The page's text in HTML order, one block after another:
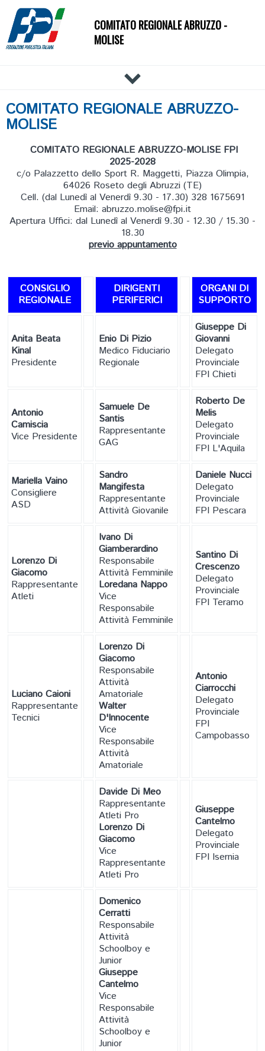
COMITATO REGIONALE ABRUZZO -
MOLISE
IL COMITATO
NEWS
PALESTRE
TECNICI
ATLETI
EVENTI
AFFILIAZIONE E TESSERAMENTO
COMITATO REGIONALE ABRUZZO-
MOLISE
COMITATO REGIONALE ABRUZZO-MOLISE FPI
2025-2028
c/o Palazzetto dello Sport R. Maggetti, Piazza Olimpia,
64026 Roseto degli Abruzzi (TE)
Cell. (dal Lunedì al Venerdì 9.30 - 17.30) 328 1675691
Email: abruzzo.molise@fpi.it
Apertura Uffici: dal Lunedì al Venerdì 9.30 - 12.30 / 15.30 -
18.30
previo appuntamento
CONSIGLIO
REGIONALE
DIRIGENTI
PERIFERICI
ORGANI DI
SUPPORTO
Anita Beata
Kinal
Presidente
Enio Di Pizio
Medico Fiduciario
Regionale
Giuseppe Di
Giovanni
Delegato
Provinciale
FPI Chieti
Antonio
Camiscia
Vice Presidente
Samuele De
Santis
Rappresentante
GAG
Roberto De
Melis
Delegato
Provinciale
FPI L'Aquila
Mariella Vaino
Consigliere
ASD
Sandro
Mangifesta
Rappresentante
Attività Giovanile
Daniele Nucci
Delegato
Provinciale
FPI Pescara
Lorenzo Di
Giacomo
Rappresentante
Atleti
Ivano Di
Giamberardino
Responsabile
Attività Femminile
Loredana Nappo
Vice
Responsabile
Attività Femminile
Santino Di
Crescenzo
Delegato
Provinciale
FPI Teramo
Luciano Caioni
Rappresentante
Tecnici
Lorenzo Di
Giacomo
Responsabile
Attività
Amatoriale
Walter
D'Innocente
Vice
Responsabile
Attività
Amatoriale
Antonio
Ciarrocchi
Delegato
Provinciale
FPI
Campobasso
Davide Di Meo
Rappresentante
Atleti Pro
Lorenzo Di
Giacomo
Vice
Rappresentante
Atleti Pro
Giuseppe
Cantelmo
Delegato
Provinciale
FPI Isernia
Domenico
Cerratti
Responsabile
Attività
Schoolboy e
Junior
Giuseppe
Cantelmo
Vice
Responsabile
Attività
Schoolboy e
Junior